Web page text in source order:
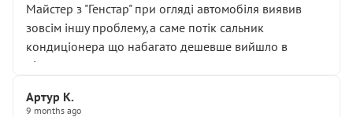
Майстер з "Генстар" при огляді автомобіля виявив
зовсім іншу проблему,а саме потік сальник
кондиціонера що набагато дешевше вийшло в
підсумку.
Артур К.
9 months ago